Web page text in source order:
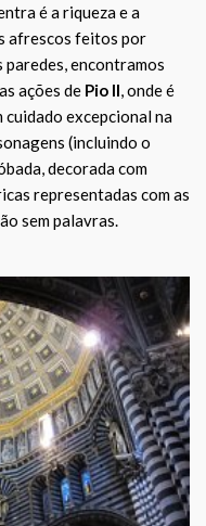
é a riqueza e a
afrescos feitos por
encontramos
ações de Pio II, onde é
cuidado excepcional na
(incluindo o
decorada com
representadas com as
sem palavras.